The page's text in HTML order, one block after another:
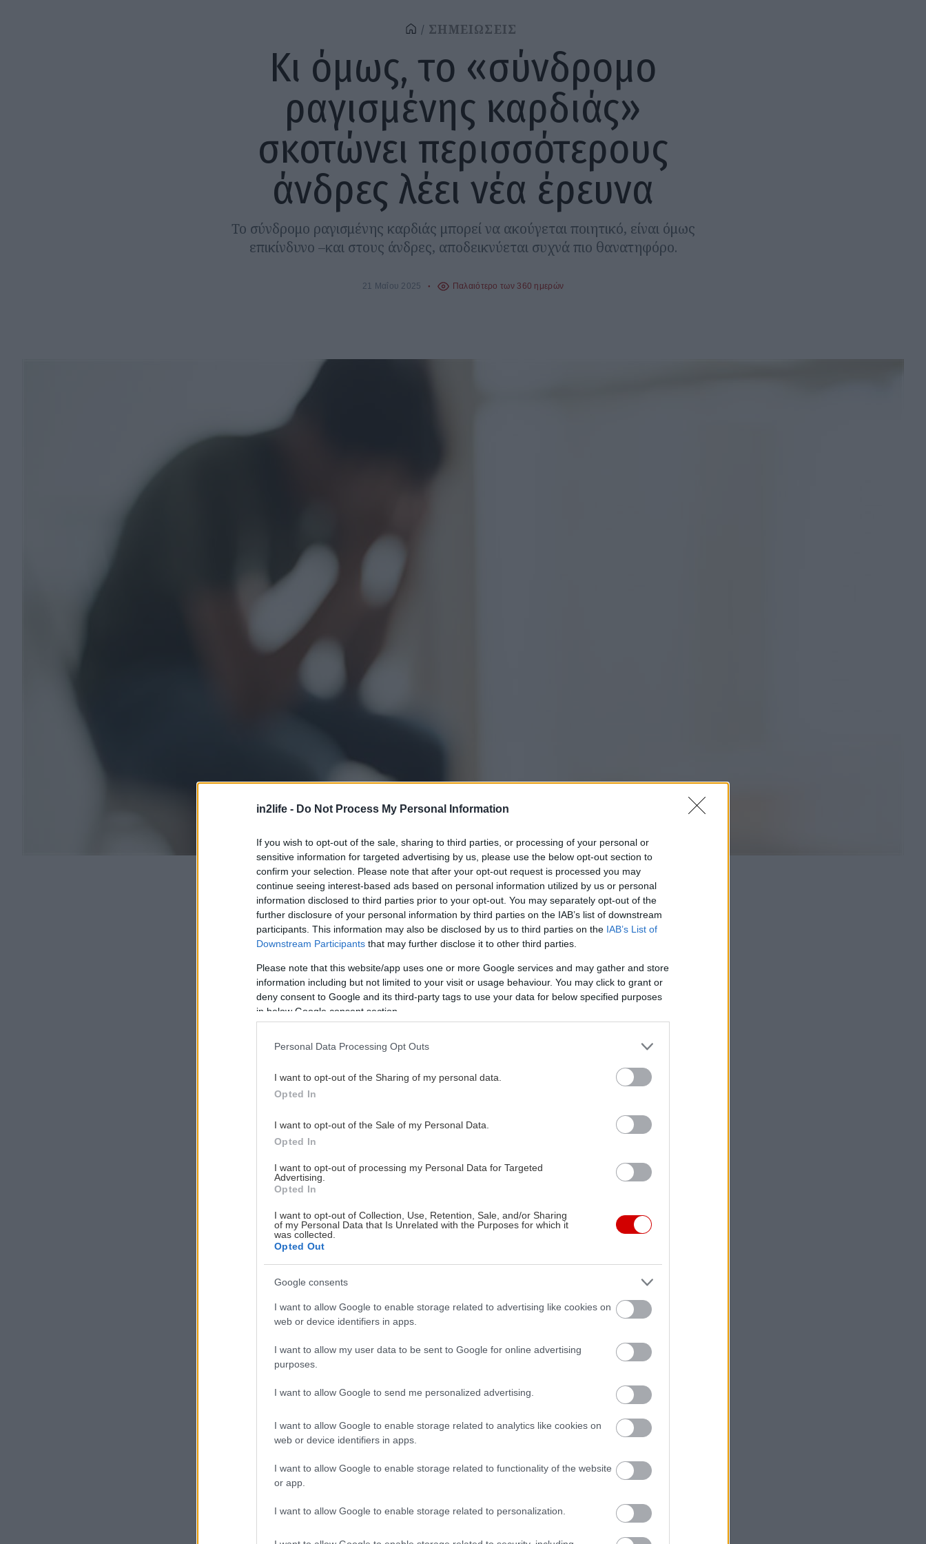
in2life - Do Not Process My Personal Information
If you wish to opt-out of the sale, sharing to third parties, or processing of your personal or
sensitive information for targeted advertising by us, please use the below opt-out section to
confirm your selection. Please note that after your opt-out request is processed you may
continue seeing interest-based ads based on personal information utilized by us or personal
information disclosed to third parties prior to your opt-out. You may separately opt-out of the
further disclosure of your personal information by third parties on the IAB’s list of downstream
participants. This information may also be disclosed by us to third parties on the IAB’s List of
Downstream Participants that may further disclose it to other third parties.
Please note that this website/app uses one or more Google services and may gather and store
information including but not limited to your visit or usage behaviour. You may click to grant or
deny consent to Google and its third-party tags to use your data for below specified purposes
in below Google consent section.
Personal Data Processing Opt Outs
I want to opt-out of the Sharing of my personal data.
Opted In
I want to opt-out of the Sale of my Personal Data.
Opted In
I want to opt-out of processing my Personal Data for Targeted
Advertising.
Opted In
I want to opt-out of Collection, Use, Retention, Sale, and/or Sharing
of my Personal Data that Is Unrelated with the Purposes for which it
was collected.
Opted Out
Google consents
I want to allow Google to enable storage related to advertising like cookies on
web or device identifiers in apps.
I want to allow my user data to be sent to Google for online advertising
purposes.
I want to allow Google to send me personalized advertising.
I want to allow Google to enable storage related to analytics like cookies on
web or device identifiers in apps.
I want to allow Google to enable storage related to functionality of the website
or app.
I want to allow Google to enable storage related to personalization.
ΣΗΜΕΙΩΣΕΙΣ
Κι όμως, το «σύνδρομο
ραγισμένης καρδιάς»
σκοτώνει περισσότερους
άνδρες λέει νέα έρευνα
Το σύνδρομο ραγισμένης καρδιάς μπορεί να ακούγεται ποιητικό, είναι όμως
επικίνδυνο –και στους άνδρες, αποδεικνύεται συχνά πιο θανατηφόρο.
21 Μαΐου 2025 Παλαιότερο των 360 ημερών
Μ
ετά από ένα τραυματικό γεγονός –όπως ένα διαζύγιο ή ο θάνατος
ξαφνικά πόνο στο στήθος ή δυσκολία στην αναπνοή. Συχνά, αυτό
οφείλεται σε μια πάθηση γνωστή ως «σύνδρομο ραγισμένης
Το σύνδρομο, που επιστημονικά λέγεται μυοκαρδιοπάθεια Takotsubo, φαίνεται να
προκαλείται από έντονο σωματικό ή συναισθηματικό στρες. Η απελευθέρωση
ορμονών όπως η αδρεναλίνη δημιουργεί επιπλοκές στην φυσιολογική σύσπαση της
καρδιάς. Στους περισσότερους ασθενείς, η ανάρρωση είναι ταχεία. Σε μια μειοψηφία,
όμως, μπορεί να οδηγήσει ακόμα και σε καρδιακή ανεπάρκεια.